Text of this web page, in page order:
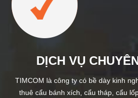
DỊCH VỤ
TIMCOM là công ty có bề dày kinh
thuê cẩu bánh xích, cẩu tháp, cẩu